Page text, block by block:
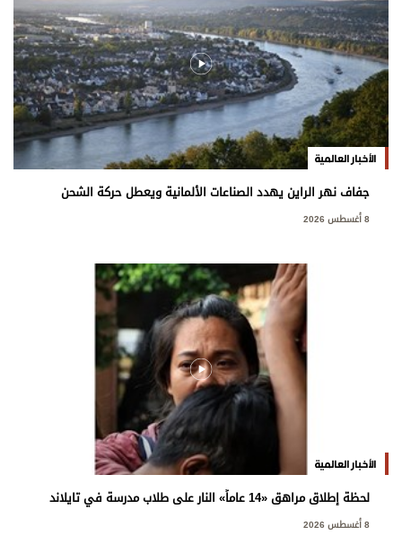
الأخبار العالمية
جفاف نهر الراين يهدد الصناعات الألمانية ويعطل حركة الشحن
8 أغسطس 2026
الأخبار العالمية
لحظة إطلاق مراهق «14 عاماً» النار على طلاب مدرسة في تايلاند
8 أغسطس 2026